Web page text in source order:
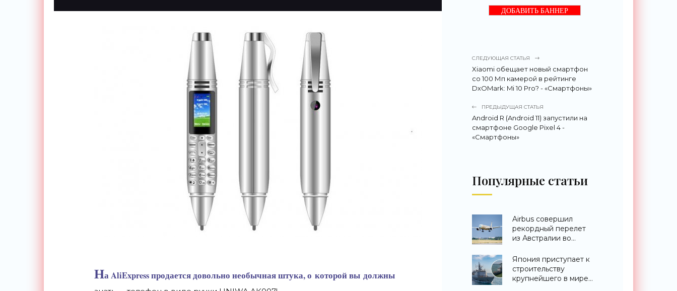
На AliExpress продается довольно необычная штука, о которой вы должны
ДОБАВИТЬ БАННЕР
СЛЕДУЮЩАЯ СТАТЬЯ
Xiaomi обещает новый смартфон
со 100 Мп камерой в рейтинге
DxOMark: Mi 10 Pro? - «Смартфоны»
ПРЕДЫДУЩАЯ СТАТЬЯ
Android R (Android 11) запустили на
смартфоне Google Pixel 4 -
«Смартфоны»
Популярные статьи
Airbus совершил
рекордный перелет
из Австралии во
«Техника»
Япония приступает к
строительству
крупнейшего в мире